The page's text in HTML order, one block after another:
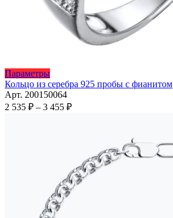
ПараметрыЭтот
товар
имеет
несколько
странице
товара.
Кольцо из серебра 925 пробы с фианитом
Арт. 200150064
2 535 ₽ – 3 455 ₽Диапазон
455 ₽